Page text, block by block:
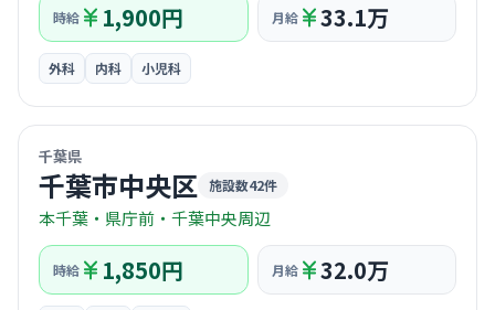
時給 1,900円 月給 33.1万
外科 内科 小児科
千葉県
千葉市中央区 施設数42件
本千葉・県庁前・千葉中央周辺
時給 1,850円 月給 32.0万